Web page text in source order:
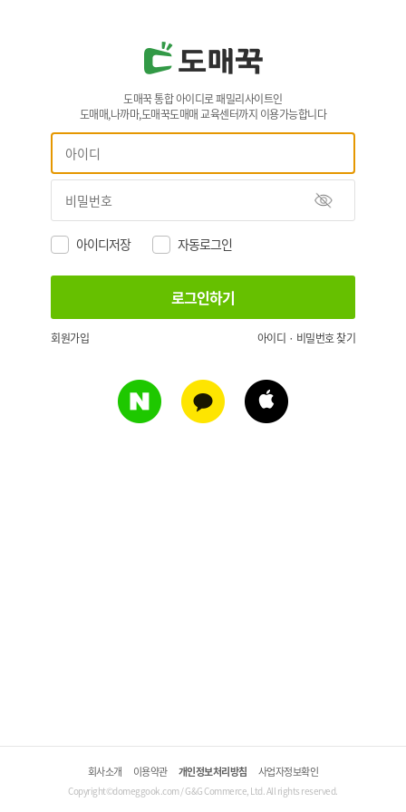
도매꾹 통합 아이디로 패밀리사이트인
도매매,나까마,도매꾹도매매 교육센터까지 이용가능합니다
아이디저장 자동로그인
회원가입 아이디 · 비밀번호 찾기
회사소개 이용약관 개인정보처리방침 사업자정보확인
Copyright©domeggook.com / G&G Commerce, Ltd. All rights reserved.